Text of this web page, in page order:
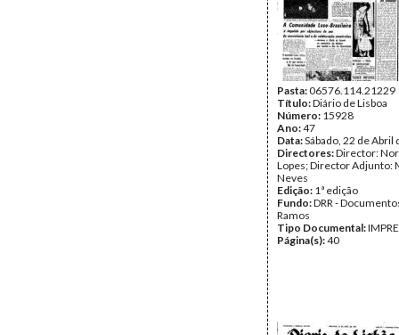
Pasta:06576.114.21229
Título:Diário de Lisboa
Número: 15928
Ano:47
Data:Sábado, 22 de Abril
Directores:Director:
Lopes; Director Adjunto:
Neves
Edição: 1ª edição
Fundo:DRR -
Ramos
Tipo Documental:
Página(s):40